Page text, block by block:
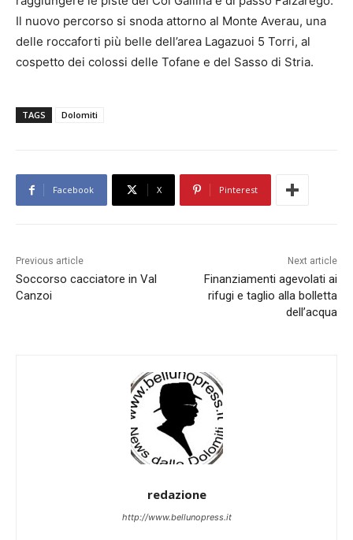
Il nuovo percorso si snoda attorno al Monte Averau, una
delle roccaforti più belle dell’area Lagazuoi 5 Torri, al
cospetto dei colossi delle Tofane e del Sasso di Stria.
TAGS Dolomiti
Facebook X Pinterest
Previous article
Soccorso cacciatore in Val
Canzoi
Next article
Finanziamenti agevolati ai
rifugi e taglio alla bolletta
dell’acqua
redazione
http://www.bellunopress.it